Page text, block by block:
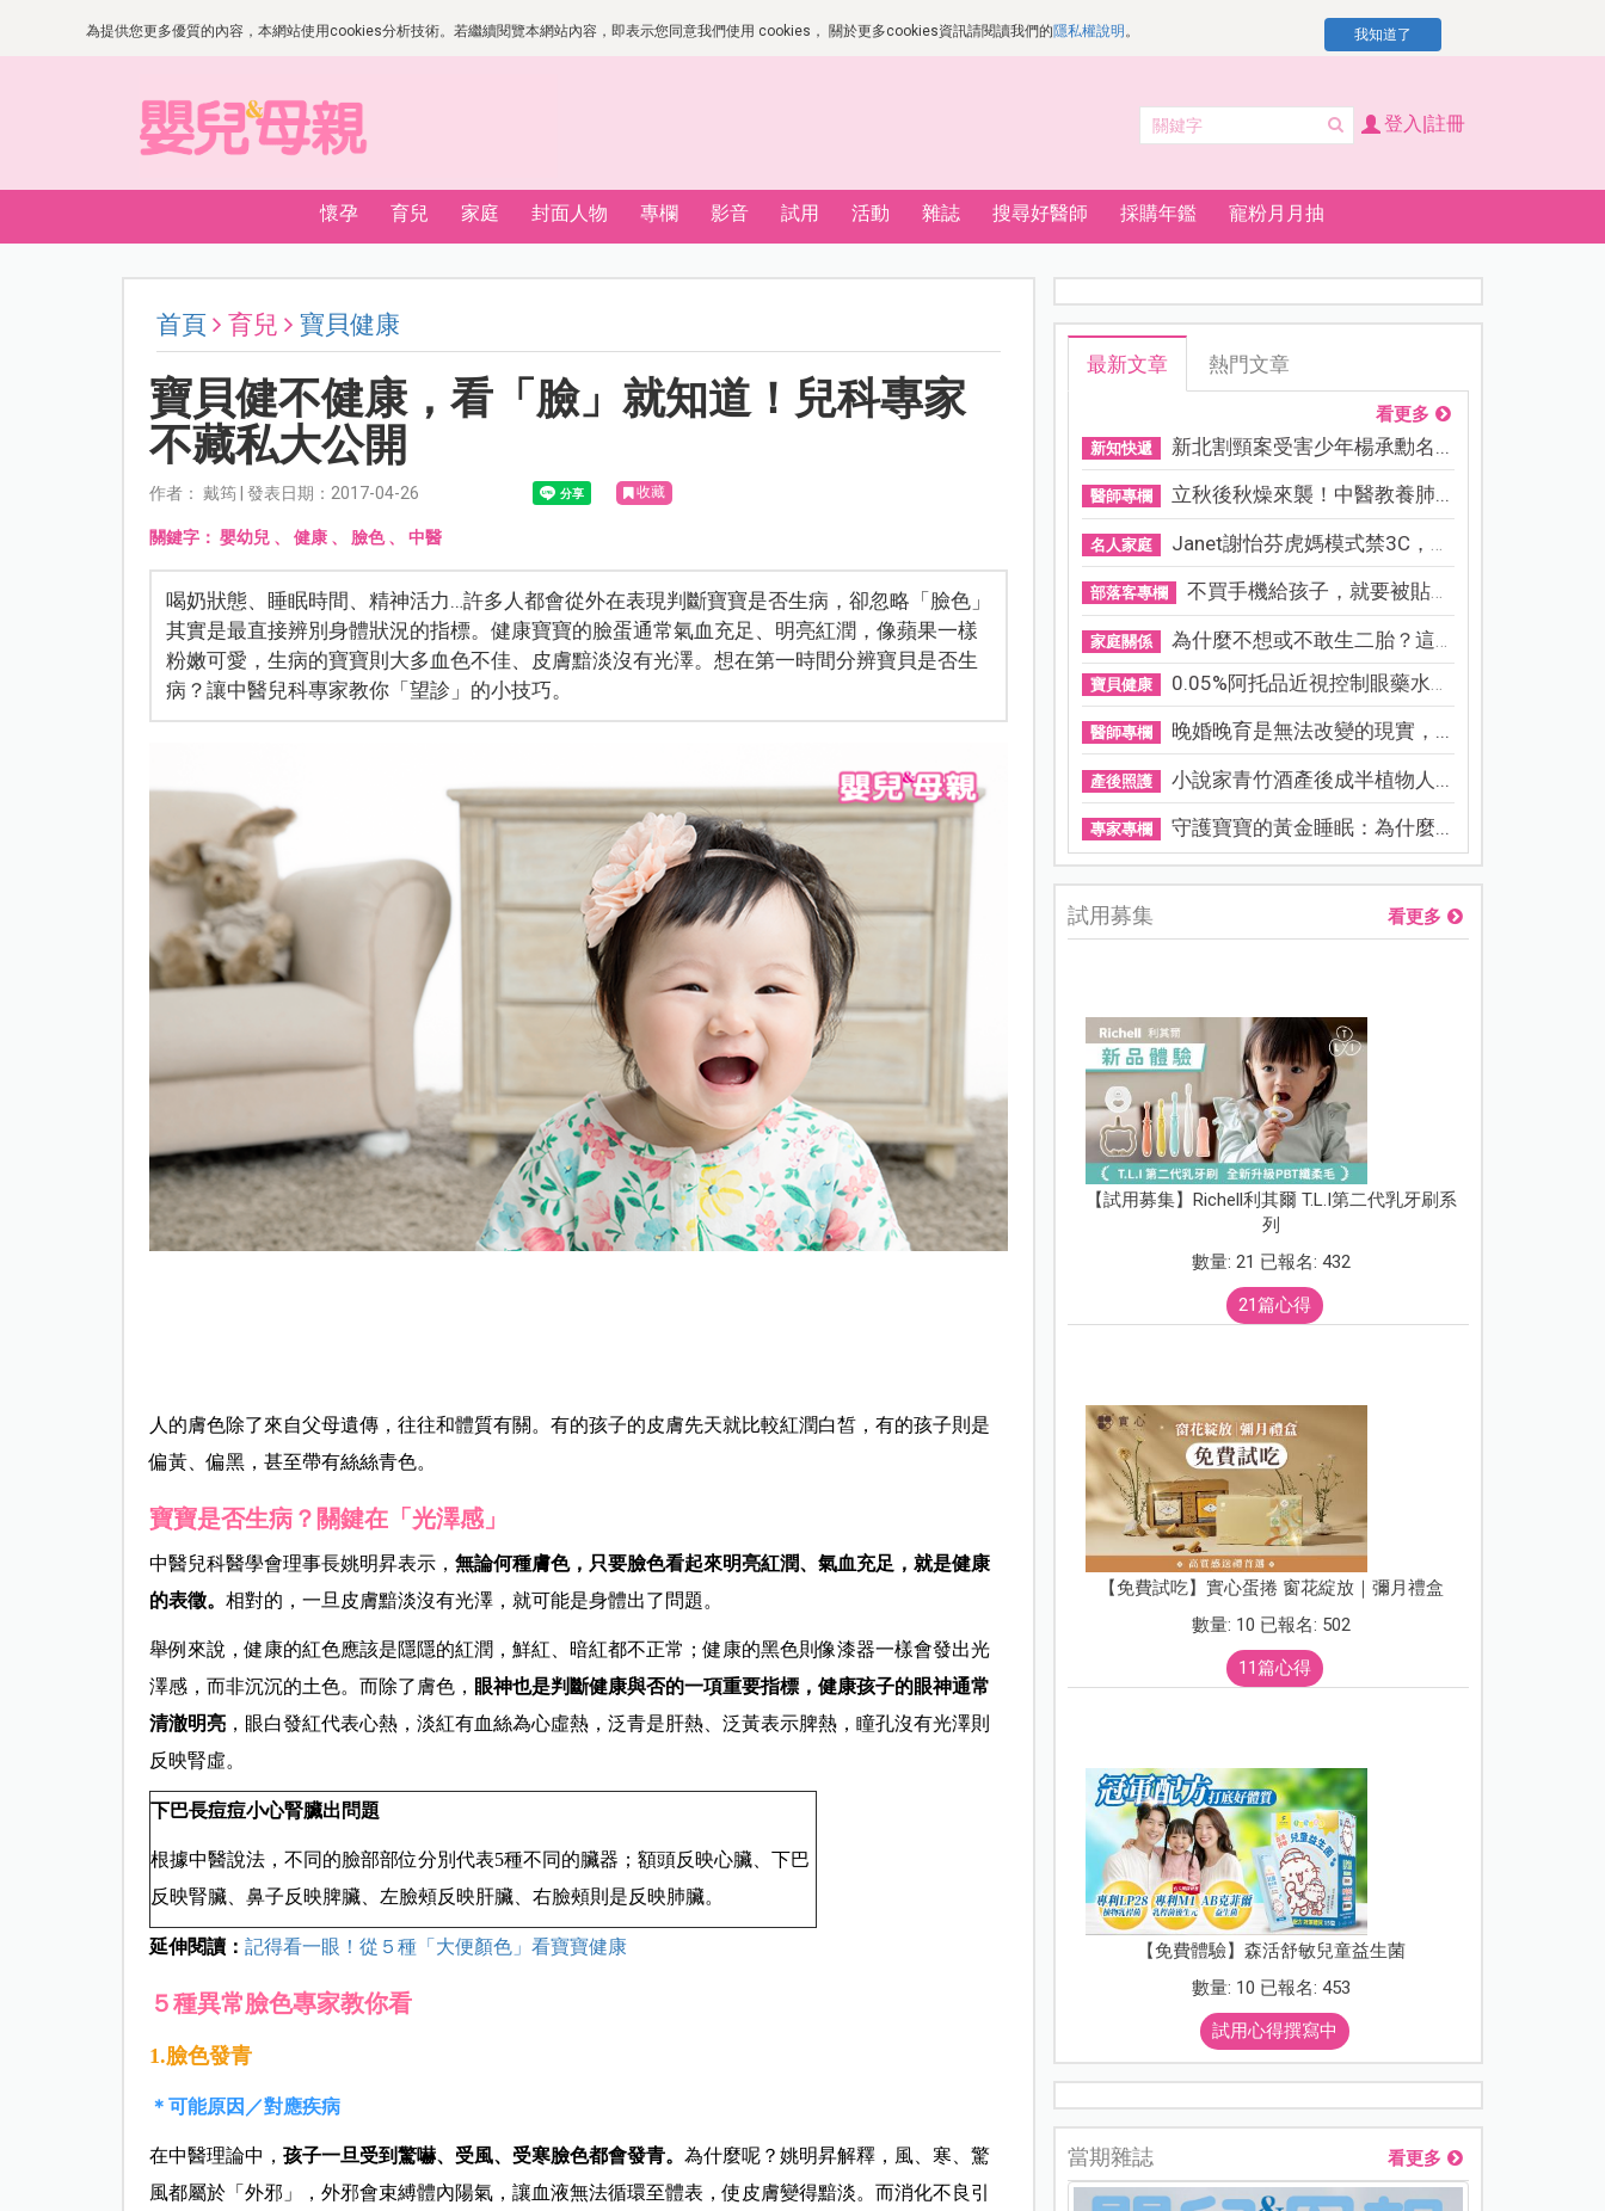
為提供您更多優質的內容，本網站使用cookies分析技術。若繼續閱覽本網站內容，即表示您同意我們使用 cookies， 關於更多cookies資訊請閱讀我們的隱私權說明 。 我知道了
登入|註冊
懷孕 育兒 家庭 封面人物 專欄 影音 試用 活動 雜誌 搜尋好醫師 採購年鑑 寵粉月月抽
首頁 育兒 寶貝健康
寶貝健不健康，看「臉」就知道！兒科專家
不藏私大公開
作者： 戴筠 | 發表日期：2017-04-26 收藏
關鍵字： 嬰幼兒、 健康、 臉色、 中醫
喝奶狀態、睡眠時間、精神活力…許多人都會從外在表現判斷寶寶是否生病，卻忽略「臉色」
其實是最直接辨別身體狀況的指標。健康寶寶的臉蛋通常氣血充足、明亮紅潤，像蘋果一樣
粉嫩可愛，生病的寶寶則大多血色不佳、皮膚黯淡沒有光澤。想在第一時間分辨寶貝是否生
病？讓中醫兒科專家教你「望診」的小技巧。
人的膚色除了來自父母遺傳，往往和體質有關。有的孩子的皮膚先天就比較紅潤白皙，有的孩子則是
偏黃、偏黑，甚至帶有絲絲青色。
寶寶是否生病？關鍵在「光澤感」
中醫兒科醫學會理事長姚明昇表示， 無論何種膚色，只要臉色看起來明亮紅潤、氣血充足，就是健康
的表徵。 相對的，一旦皮膚黯淡沒有光澤，就可能是身體出了問題。
舉例來說，健康的紅色應該是隱隱的紅潤，鮮紅、暗紅都不正常；健康的黑色則像漆器一樣會發出光
澤感，而非沉沉的土色。而除了膚色， 眼神也是判斷健康與否的一項重要指標，健康孩子的眼神通常
清澈明亮，眼白發紅代表心熱，淡紅有血絲為心虛熱，泛青是肝熱、泛黃表示脾熱，瞳孔沒有光澤則
反映腎虛。
下巴長痘痘小心腎臟出問題
根據中醫說法，不同的臉部部位分別代表5種不同的臟器；額頭反映心臟、下巴
反映腎臟、鼻子反映脾臟、左臉頰反映肝臟、右臉頰則是反映肺臟。
延伸閱讀： 記得看一眼！從５種「大便顏色」看寶寶健康
５種異常臉色專家教你看
1.臉色發青
＊可能原因／對應疾病
在中醫理論中， 孩子一旦受到驚嚇、受風、受寒臉色都會發青。 為什麼呢？姚明昇解釋，風、寒、驚
風都屬於「外邪」，外邪會束縛體內陽氣，讓血液無法循環至體表，使皮膚變得黯淡。而消化不良引
最新文章 熱門文章
看更多
新知快遞 新北割頸案受害少年楊承勳名...
醫師專欄 立秋後秋燥來襲！中醫教養肺...
名人家庭 Janet謝怡芬虎媽模式禁3C，看...
部落客專欄 不買手機給孩子，就要被貼「...
家庭關係 為什麼不想或不敢生二胎？這8...
寶貝健康 0.05%阿托品近視控制眼藥水納...
醫師專欄 晚婚晚育是無法改變的現實，...
產後照護 小說家青竹酒產後成半植物人...
專家專欄 守護寶寶的黃金睡眠：為什麼...
試用募集 看更多
【試用募集】Richell利其爾 T.L.I第二代乳牙刷系
列
數量: 21 已報名: 432
21篇心得
【免費試吃】實心蛋捲 窗花綻放｜彌月禮盒
數量: 10 已報名: 502
11篇心得
【免費體驗】森活舒敏兒童益生菌
數量: 10 已報名: 453
試用心得撰寫中
當期雜誌 看更多